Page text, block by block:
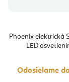
Phoenix elektrická
LED
Odosielame